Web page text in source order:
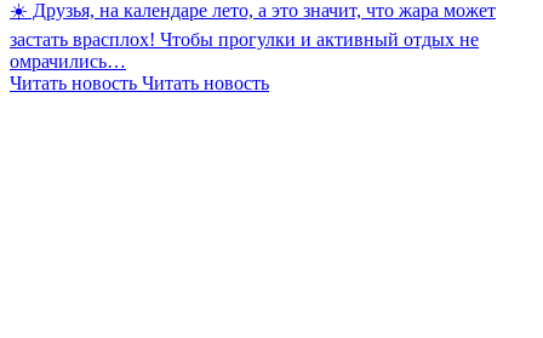
☀️ Друзья, на календаре лето, а это значит, что жара может
застать врасплох! Чтобы прогулки и активный отдых не
омрачились…
Читать новость Читать новость